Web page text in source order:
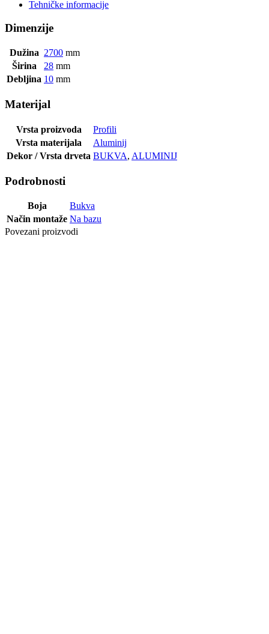
Tehničke informacije
Dimenzije
Dužina 2700 mm
Širina
28 mm
Debljina 10 mm
Materijal
Vrsta proizvoda
Profili
Vrsta materijala
Aluminij
Dekor / Vrsta drveta BUKVA, ALUMINIJ
Podrobnosti
Boja
Bukva
Način montaže Na bazu
Povezani proizvodi